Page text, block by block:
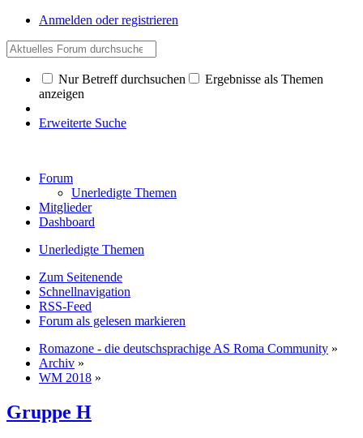
Anmelden oder registrieren
Nur Betreff durchsuchen
Ergebnisse als Themen
anzeigen
Erweiterte Suche
Forum
Unerledigte Themen
Mitglieder
Dashboard
Unerledigte Themen
Zum Seitenende
Schnellnavigation
RSS-Feed
Forum als gelesen markieren
Romazone - die deutschsprachige AS Roma Community »
Archiv »
WM 2018 »
Gruppe H